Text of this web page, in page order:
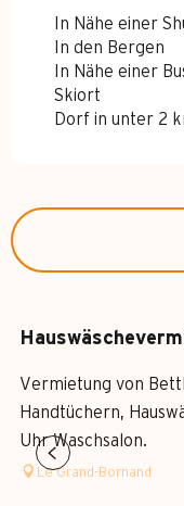
In Nähe einer
In den Bergen
In Nähe einer
Skiort
Dorf in unter 2
Vermietung von
Handtüchern,
Uhr Waschsalon.
Le Grand-Bornand